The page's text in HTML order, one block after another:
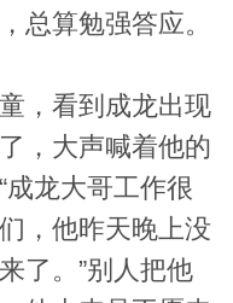
总算勉强答应。
，看到成龙出现
，大声喊着他的
龙大哥工作很
，他昨天晚上没
了。”别人把他